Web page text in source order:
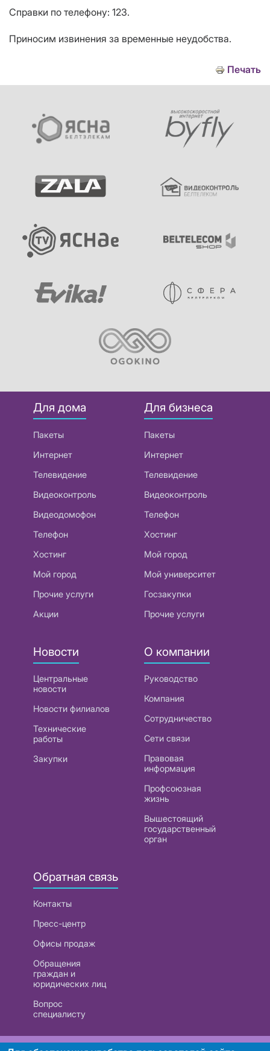
Справки по телефону: 123.
Приносим извинения за временные неудобства.
Печать
Для дома
Пакеты
Интернет
Телевидение
Видеоконтроль
Видеодомофон
Телефон
Хостинг
Мой город
Прочие услуги
Акции
Для бизнеса
Пакеты
Интернет
Телевидение
Видеоконтроль
Телефон
Хостинг
Мой город
Мой университет
Госзакупки
Прочие услуги
Новости
Центральные
новости
Новости филиалов
Технические
работы
Закупки
О компании
Руководство
Компания
Сотрудничество
Сети связи
Правовая
информация
Профсоюзная
жизнь
Вышестоящий
государственный
орган
Обратная связь
Контакты
Пресс-центр
Офисы продаж
Обращения
граждан и
юридических лиц
Вопрос
специалисту